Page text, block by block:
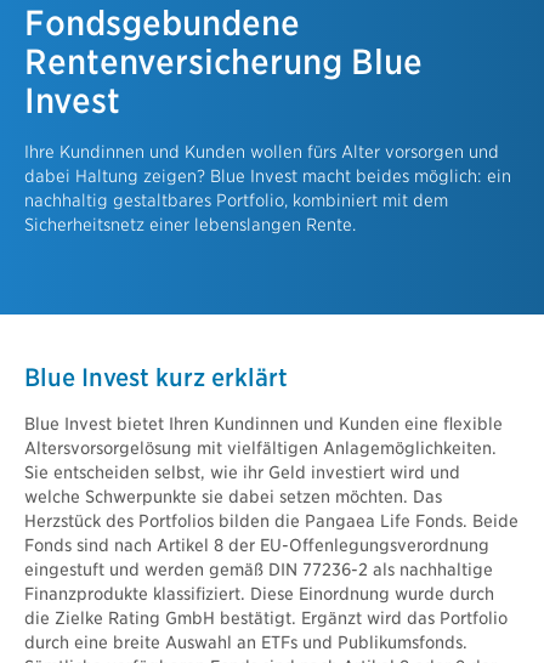
Fondsgebundene
Rentenversicherung Blue
Invest
Ihre Kundinnen und Kunden wollen fürs Alter vorsorgen und
dabei Haltung zeigen? Blue Invest macht beides möglich: ein
nachhaltig gestaltbares Portfolio, kombiniert mit dem
Sicherheitsnetz einer lebenslangen Rente.
Blue Invest kurz erklärt
Blue Invest bietet Ihren Kundinnen und Kunden eine flexible
Altersvorsorgelösung mit vielfältigen Anlagemöglichkeiten.
Sie entscheiden selbst, wie ihr Geld investiert wird und
welche Schwerpunkte sie dabei setzen möchten. Das
Herzstück des Portfolios bilden die Pangaea Life Fonds. Beide
Fonds sind nach Artikel 8 der EU-Offenlegungsverordnung
eingestuft und werden gemäß DIN 77236-2 als nachhaltige
Finanzprodukte klassifiziert. Diese Einordnung wurde durch
die Zielke Rating GmbH bestätigt. Ergänzt wird das Portfolio
durch eine breite Auswahl an ETFs und Publikumsfonds.